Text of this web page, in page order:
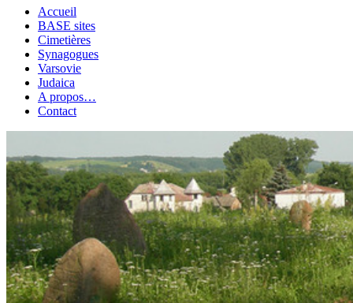
Accueil
BASE sites
Cimetières
Synagogues
Varsovie
Judaica
A propos…
Contact